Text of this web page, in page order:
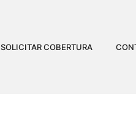
SOLICITAR COBERTURA